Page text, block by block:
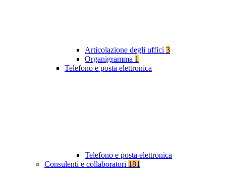
Articolazione degli uffici 3
Organigramma 1
Telefono e posta elettronica
Telefono e posta elettronica
Consulenti e collaboratori 181